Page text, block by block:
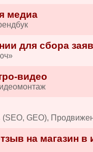
медиа
для сбора
видео
GEO),
на магазин в